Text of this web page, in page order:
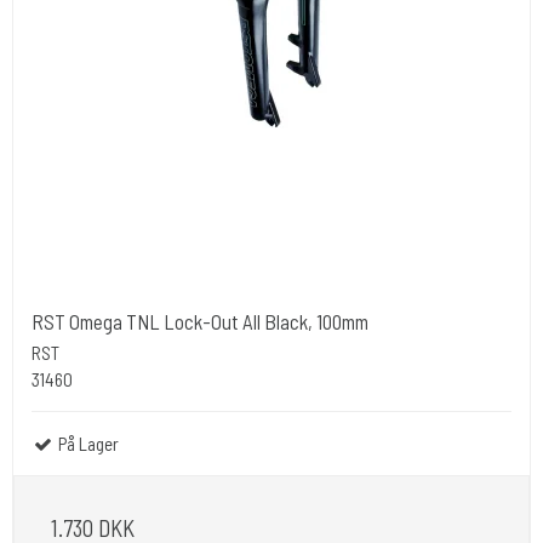
RST Omega TNL Lock-Out All Black, 100mm
RST
31460
På Lager
1.730 DKK